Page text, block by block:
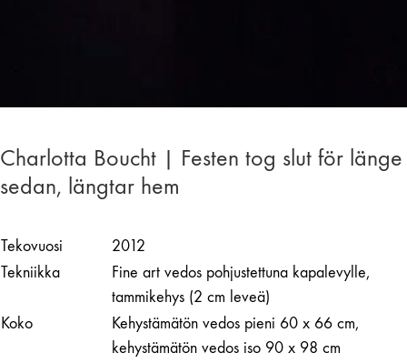
Charlotta Boucht | Festen tog slut för länge
sedan, längtar hem
Tekovuosi
2012
Tekniikka
Fine art vedos pohjustettuna kapalevylle,
tammikehys (2 cm leveä)
Koko
Kehystämätön vedos pieni 60 x 66 cm,
kehystämätön vedos iso 90 x 98 cm